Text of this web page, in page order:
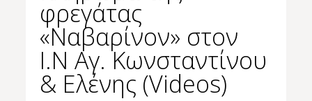
φρεγάτας
«Ναβαρίνον» στον
Ι.Ν Αγ. Κωνσταντίνου
& Ελένης (Videos)